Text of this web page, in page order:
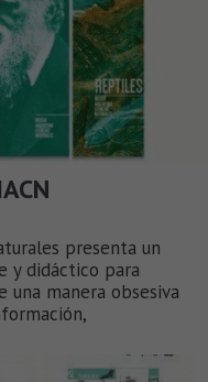
presenta un
y didáctico para
una manera obsesiva